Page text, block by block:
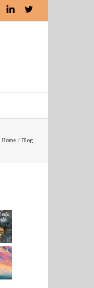
LinkedinTwitter
Home / Blog